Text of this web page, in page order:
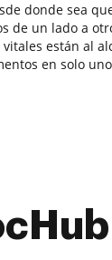
donde sea
de un lado a
están al
en solo